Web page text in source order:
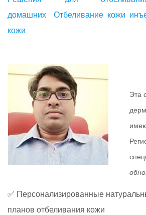
домашних
Отбеливание кожи
кожи
Эта
✅ Персонализированные
планов отбеливания кожи